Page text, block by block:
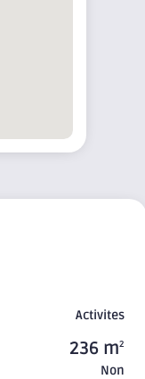
Activites
236 m2
Non